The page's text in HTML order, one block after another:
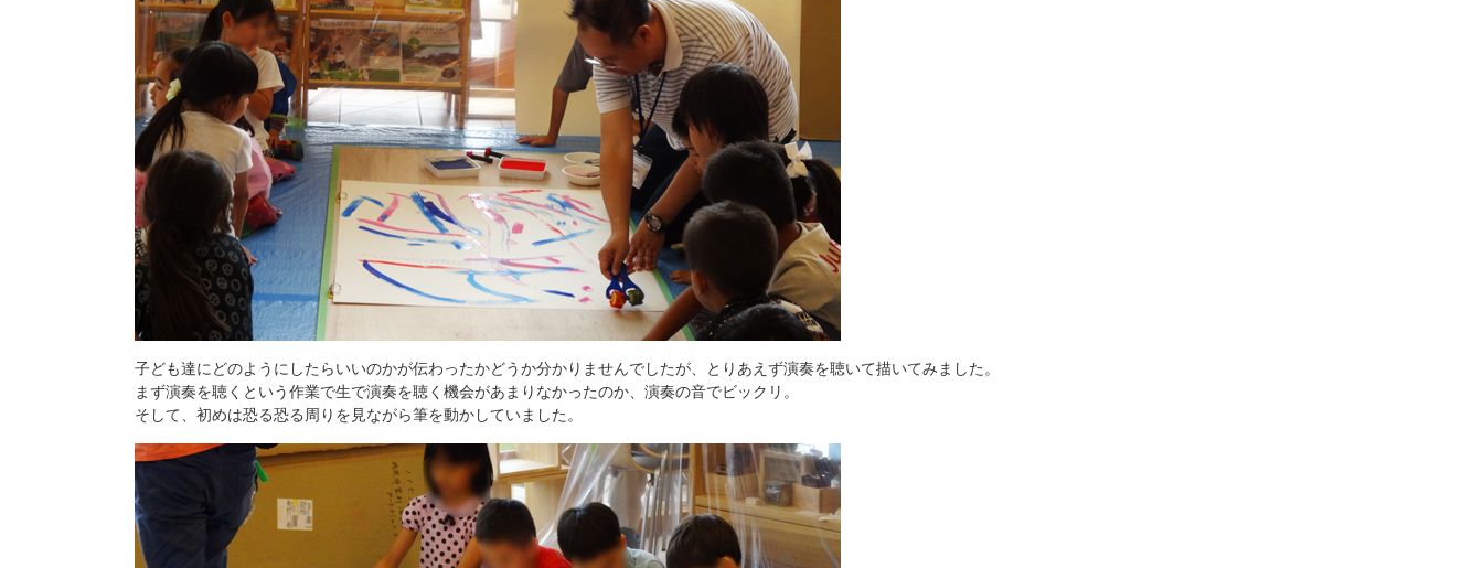
子ども達にどのようにしたらいいのかが伝わったかどうか分かりませんでしたが、とりあえず演奏を聴いて描いてみました。
まず演奏を聴くという作業で生で演奏を聴く機会があまりなかったのか、演奏の音でビックリ。
そして、初めは恐る恐る周りを見ながら筆を動かしていました。